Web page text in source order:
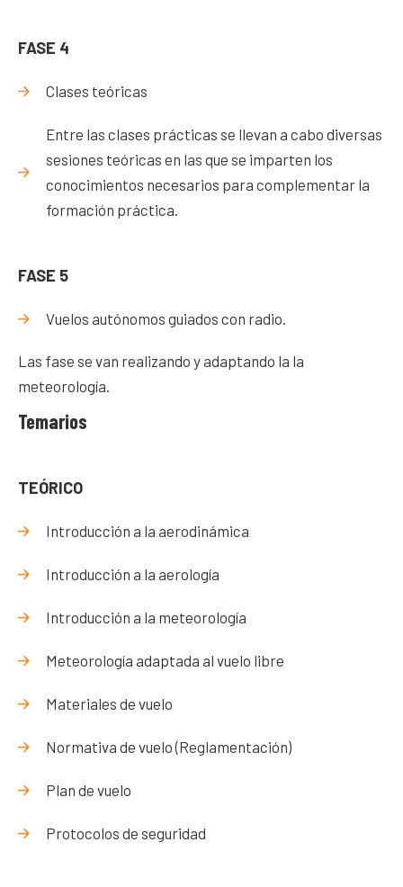
FASE 4
Clases teóricas
Entre las clases prácticas se llevan a cabo diversas
sesiones teóricas en las que se imparten los
conocimientos necesarios para complementar la
formación práctica.
FASE 5
Vuelos autónomos guiados con radio.
Las fase se van realizando y adaptando la la
meteorología.
Temarios
TEÓRICO
Introducción a la aerodinámica
Introducción a la aerología
Introducción a la meteorología
Meteorología adaptada al vuelo libre
Materiales de vuelo
Normativa de vuelo (Reglamentación)
Plan de vuelo
Protocolos de seguridad